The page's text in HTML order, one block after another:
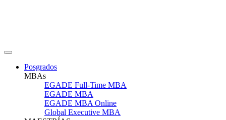
Posgrados
MBAs
EGADE Full-Time MBA
EGADE MBA
EGADE MBA Online
Global Executive MBA